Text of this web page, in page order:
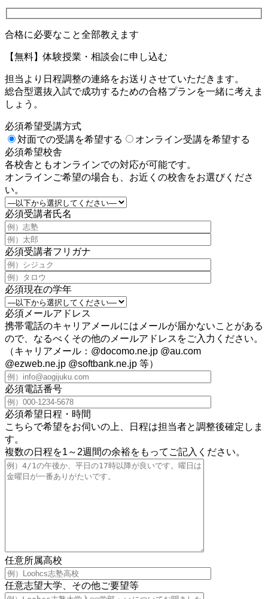
合格に必要なこと全部教えます
【無料】体験授業・相談会に申し込む
担当より日程調整の連絡をお送りさせていただきます。
総合型選抜入試で成功するための合格プランを一緒に考えま
しょう。
必須希望受講方式
対面での受講を希望する
オンライン受講を希望する
必須希望校舎
各校舎ともオンラインでの対応が可能です。
オンラインご希望の場合も、お近くの校舎をお選びくださ
い。
必須受講者氏名
必須受講者フリガナ
必須現在の学年
必須メールアドレス
携帯電話のキャリアメールにはメールが届かないことがある
ので、なるべくその他のメールアドレスをご入力ください。
（キャリアメール：@docomo.ne.jp @au.com
@ezweb.ne.jp @softbank.ne.jp 等）
必須電話番号
必須希望日程・時間
こちらで希望をお伺いの上、日程は担当者と調整後確定しま
す。
複数の日程を1～2週間の余裕をもってご記入ください。
任意所属高校
任意志望大学、その他ご要望等